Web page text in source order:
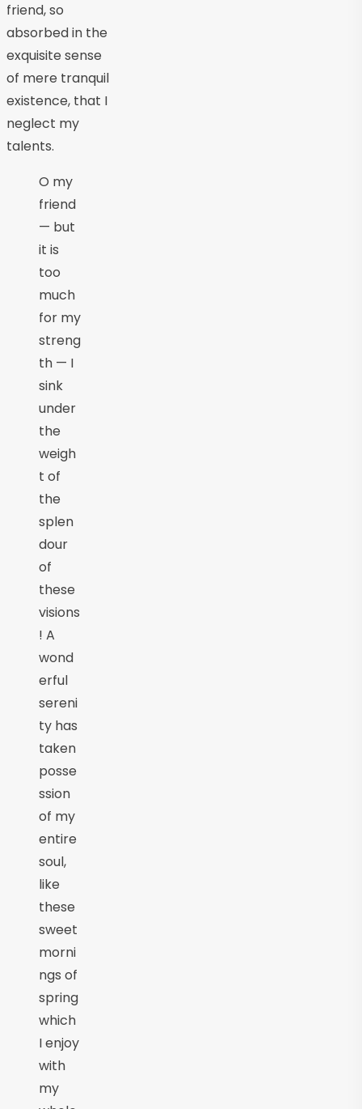
friend, so
absorbed in the
exquisite sense
of mere tranquil
existence, that I
neglect my
talents.
O my
friend
— but
it is
too
much
for my
streng
th — I
sink
under
the
weigh
t of
the
splen
dour
of
these
visions
! A
wond
erful
sereni
ty has
taken
posse
ssion
of my
entire
soul,
like
these
sweet
morni
ngs of
spring
which
I enjoy
with
my